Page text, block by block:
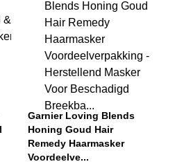
Garnier Loving Blends
Honing Goud Hair
Remedy Haarmasker
Voordeelve...